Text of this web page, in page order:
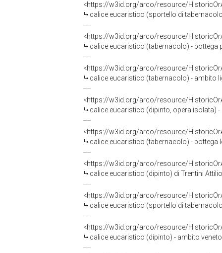
<https://w3id.org/arco/resource/
calice eucaristico (sportello di
<https://w3id.org/arco/resource/
calice eucaristico (tabernacolo) - bottega
<https://w3id.org/arco/resource/
calice eucaristico (tabernacolo) - ambito
<https://w3id.org/arco/resource/
calice eucaristico (dipinto, opera isolata)
<https://w3id.org/arco/resource/
calice eucaristico (tabernacolo) - bottega
<https://w3id.org/arco/resource/
calice eucaristico (dipinto) di Trentini
<https://w3id.org/arco/resource/
calice eucaristico (sportello di
<https://w3id.org/arco/resource/
calice eucaristico (dipinto) - ambito